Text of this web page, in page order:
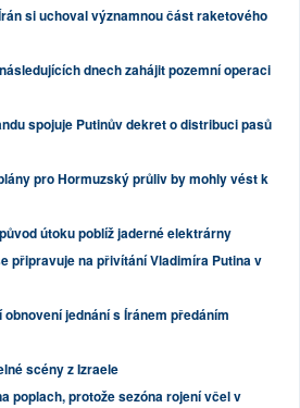
si uchoval významnou část raketového
dnech zahájit pozemní operaci
spojuje Putinův dekret o distribuci pasů
pro Hormuzský průliv by mohly vést k
útoku poblíž jaderné elektrárny
připravuje na přivítání Vladimíra Putina v
obnovení jednání s Íránem předáním
scény z Izraele
poplach, protože sezóna rojení včel v